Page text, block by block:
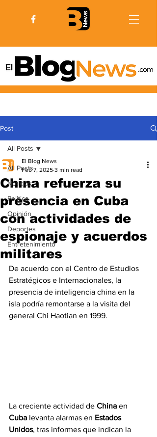
Post
All Posts
Noticias
Politica
Opinión
Deportes
Entretenimiento
All Posts
China refuerza su
presencia en Cuba
con actividades de
espionaje y acuerdos
militares
El Blog News
Feb 7, 2025 3 min read
De acuerdo con el Centro de Estudios
Estratégicos e Internacionales, la
presencia de inteligencia china en la
isla podría remontarse a la visita del
general Chi Haotian en 1999.
La creciente actividad de China en
Cuba levanta alarmas en Estados
Unidos, tras informes que indican la